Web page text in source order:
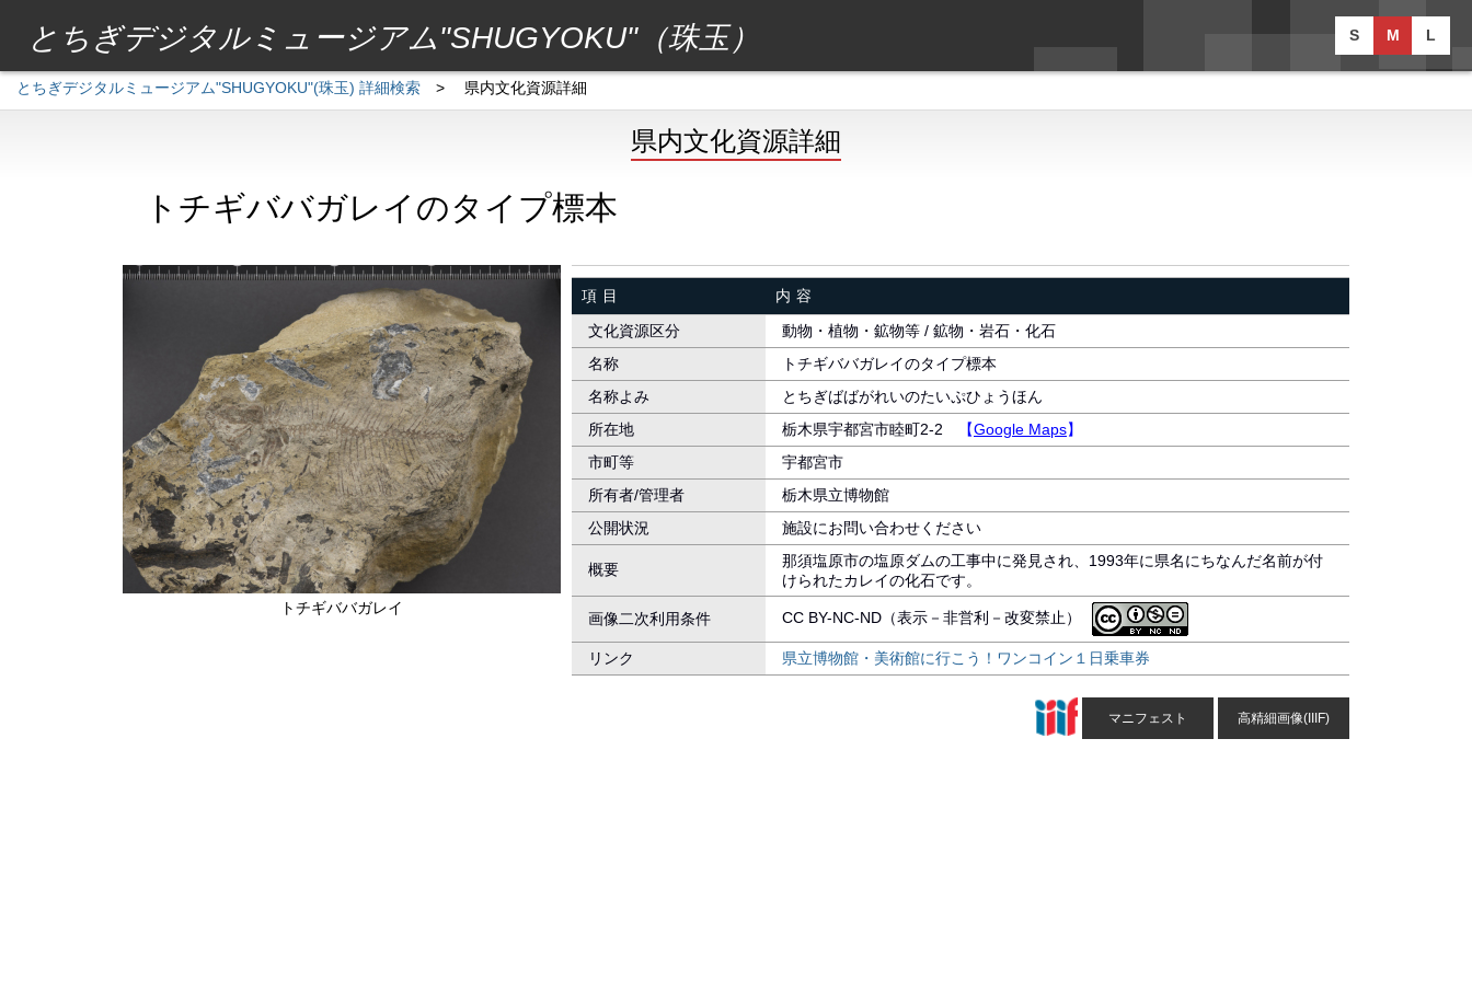
S M L
とちぎデジタルミュージアム"SHUGYOKU"（珠玉）
とちぎデジタルミュージアム"SHUGYOKU"(珠玉) 詳細検索 > 県内文化資源詳細
県内文化資源詳細
トチギババガレイのタイプ標本
トチギババガレイ
項目
内容
文化資源区分
動物・植物・鉱物等 / 鉱物・岩石・化石
名称
トチギババガレイのタイプ標本
名称よみ
とちぎばばがれいのたいぷひょうほん
所在地
栃木県宇都宮市睦町2-2 【Google Maps】
市町等
宇都宮市
所有者/管理者
栃木県立博物館
公開状況
施設にお問い合わせください
概要
那須塩原市の塩原ダムの工事中に発見され、1993年に県名にちなんだ名前が付
けられたカレイの化石です。
画像二次利用条件 CC BY-NC-ND（表示－非営利－改変禁止）
リンク 県立博物館・美術館に行こう！ワンコイン１日乗車券
マニフェスト 高精細画像(IIIF)